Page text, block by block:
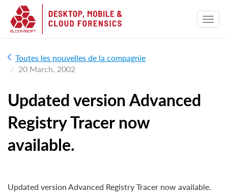
Toutes les nouvelles de la compagnie
20 March, 2002
Updated version Advanced
Registry Tracer now
available.
Updated version Advanced Registry Tracer now available.